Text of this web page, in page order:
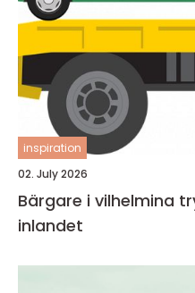
inspiration
02. July 2026
Bärgare i vilhelmina trygg hjälp på vägarna i
inlandet